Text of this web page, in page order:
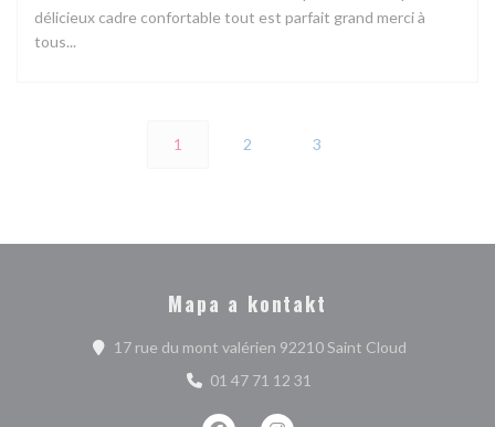
délicieux cadre confortable tout est parfait grand merci à
tous...
1 2 3
Mapa a kontakt
17 rue du mont valérien 92210 Saint Cloud
01 47 71 12 31